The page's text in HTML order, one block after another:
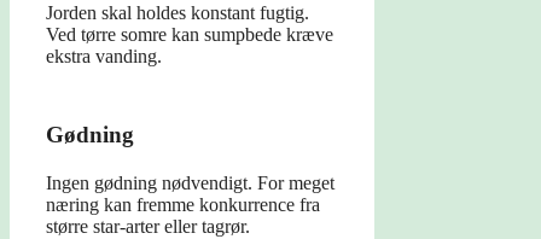
Jorden skal holdes konstant fugtig.
Ved tørre somre kan sumpbede kræve
ekstra vanding.
Gødning
Ingen gødning nødvendigt. For meget
næring kan fremme konkurrence fra
større star-arter eller tagrør.